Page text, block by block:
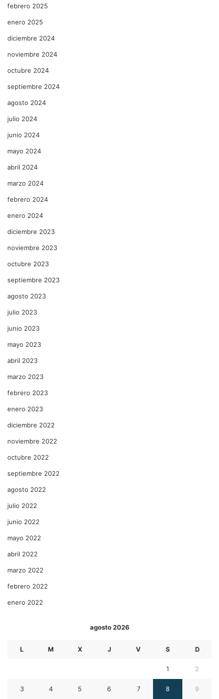
febrero 2025
enero 2025
diciembre 2024
noviembre 2024
octubre 2024
septiembre 2024
agosto 2024
julio 2024
junio 2024
mayo 2024
abril 2024
marzo 2024
febrero 2024
enero 2024
diciembre 2023
noviembre 2023
octubre 2023
septiembre 2023
agosto 2023
julio 2023
junio 2023
mayo 2023
abril 2023
marzo 2023
febrero 2023
enero 2023
diciembre 2022
noviembre 2022
octubre 2022
septiembre 2022
agosto 2022
julio 2022
junio 2022
mayo 2022
abril 2022
marzo 2022
febrero 2022
enero 2022
agosto 2026
L M X J V S D
1 2
3 4 5 6 7 8 9